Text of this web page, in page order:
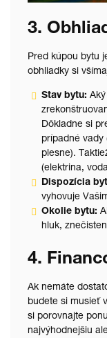
3.
Pred kúpou bytu
obhliadky si
Stav bytu:
Dôkladne si
prípadné
plesne).
(elektrina,
Dispozícia
vyhovuje
Okolie bytu:
hluk,
4.
Ak nemáte
budete si musieť
si porovnajte
najvýhodnejšiu